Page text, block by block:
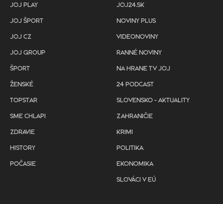
JOJ PLAY
JOJ ŠPORT
JOJ CZ
JOJ GROUP
ŠPORT
ŽENSKÉ
TOPSTAR
SME CHLAPI
ZDRAVIE
HISTORY
POČASIE
JOJ24.SK
NOVINY PLUS
VIDEONOVINY
RANNÉ NOVINY
NA HRANE TV JOJ
24 PODCAST
SLOVENSKO - AKTUALITY
ZAHRANIČIE
KRIMI
POLITIKA
EKONOMIKA
SLOVÁCI V EÚ